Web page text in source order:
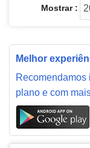
Mostrar :
Melhor
Recomendamos
plano e com